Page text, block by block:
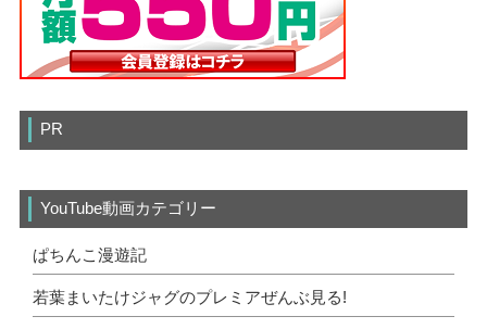
PR
YouTube動画カテゴリー
ぱちんこ漫遊記
若葉まいたけジャグのプレミアぜんぶ見る!